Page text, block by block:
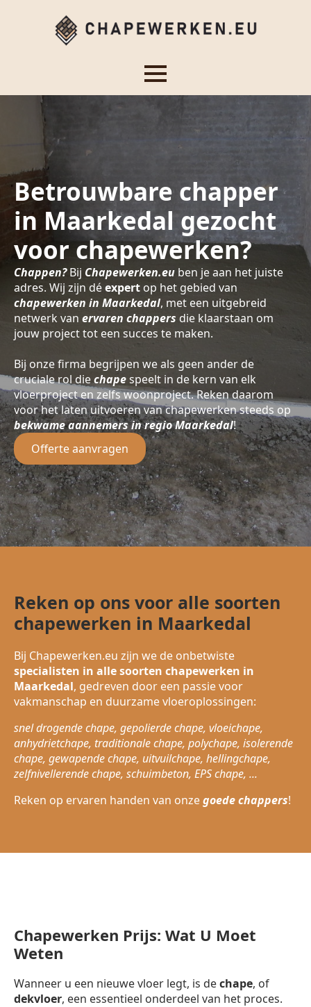
Betrouwbare chapper
in Maarkedal gezocht
voor chapewerken?
Chappen?Bij Chapewerken.eu ben je aan het juiste
adres. Wij zijn déexpertop het gebied van
chapewerken in Maarkedal, met een uitgebreid
netwerk van ervaren chappers die klaarstaan om
jouw project tot een succes te maken.
Bij onze firma begrijpen we als geen ander de
cruciale rol diechapespeelt in de kern van elk
vloerproject en zelfs woonproject. Reken daarom
voor het laten uitvoeren van chapewerken steeds op
bekwame aannemers in regio Maarkedal!
Offerte aanvragen
Reken op ons voor alle soorten
chapewerken in Maarkedal
Bij Chapewerken.eu zijn we de onbetwiste
specialisten in alle soorten chapewerken in
Maarkedal, gedreven door een passie voor
vakmanschap en duurzame vloeroplossingen:
snel drogende chape, gepolierde chape, vloeichape,
anhydrietchape, traditionale chape, polychape, isolerende
chape, gewapende chape, uitvuilchape, hellingchape,
zelfnivellerende chape, schuimbeton, EPS chape, ...
Reken op ervaren handen van onzegoede chappers!
Chapewerken Prijs: Wat U Moet
Weten
Wanneer u een nieuwe vloer legt, is dechape, of
dekvloer, een essentieel onderdeel van het proces.